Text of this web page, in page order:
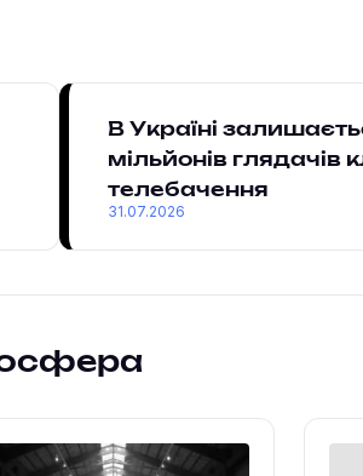
В Україні
мільйонів глядачів
телебачення
31.07.2026